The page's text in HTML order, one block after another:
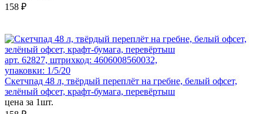
158 ₽
арт. 62827, штрихкод: 4606008560032,
упаковки: 1/5/20
Скетчпад 48 л, твёрдый переплёт на гребне, белый офсет,
зелёный офсет, крафт-бумага, перевёртыш
цена за 1шт.